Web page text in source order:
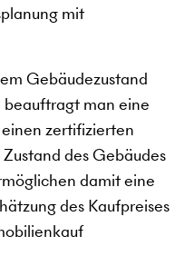
mit
Gebäudezustand
beauftragt man eine
zertifizierten
des Gebäudes
damit eine
des Kaufpreises